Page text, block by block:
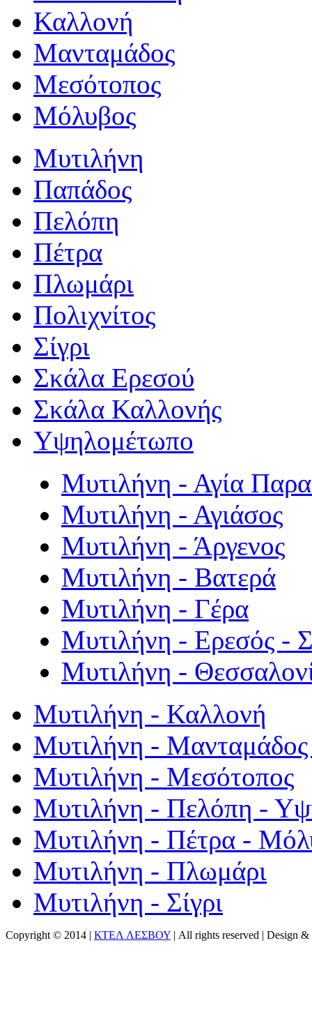
Καλλονή
Μανταμάδος
Μεσότοπος
Μόλυβος
Μυτιλήνη
Παπάδος
Πελόπη
Πέτρα
Πλωμάρι
Πολιχνίτος
Σίγρι
Σκάλα Ερεσού
Σκάλα Καλλονής
Υψηλομέτωπο
Μυτιλήνη - Αγία
Μυτιλήνη - Αγιάσος
Μυτιλήνη - Άργενος
Μυτιλήνη - Βατερά
Μυτιλήνη - Γέρα
Μυτιλήνη - Ερεσός -
Μυτιλήνη -
Μυτιλήνη - Καλλονή
Μυτιλήνη - Μανταμάδος
Μυτιλήνη - Μεσότοπος
Μυτιλήνη - Πελόπη -
Μυτιλήνη - Πέτρα -
Μυτιλήνη - Πλωμάρι
Μυτιλήνη - Σίγρι
Copyright © 2014 | ΚΤΕΛ ΛΕΣΒΟΥ | All rights reserved | Design &